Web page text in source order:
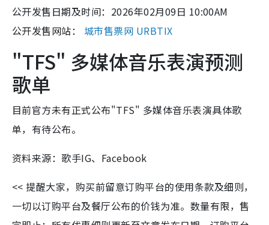
公开发售日期及时间：2026年02月09日 10:00AM
公开发售网站： 城市售票网 URBTIX
"TFS" 多媒体音乐表演预测
歌单
目前官方未有正式公布"TFS" 多媒体音乐表演具体歌
单，有待公布。
资料来源：歌手IG、Facebook
<< 提醒大家，购买前留意订购平台的使用条款及细则，
一切以订购平台及餐厅公布的价钱为准。数量有限，售